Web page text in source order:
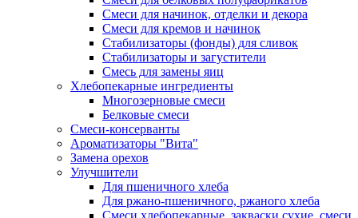
Смеси для начинок, отделки и декора
Смеси для кремов и начинок
Стабилизаторы (фонды) для сливок
Стабилизаторы и загустители
Смесь для замены яиц
Хлебопекарные ингредиенты
Многозерновые смеси
Белковые смеси
Смеси-консерванты
Ароматизаторы "Вита"
Замена орехов
Улучшители
Для пшеничного хлеба
Для ржано-пшеничного, ржаного хлеба